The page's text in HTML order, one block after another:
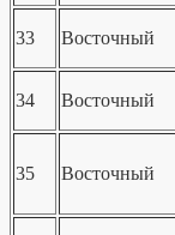
33 Восточный
34 Восточный
35 Восточный